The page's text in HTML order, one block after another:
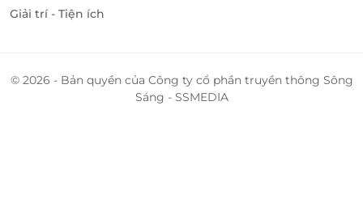
Giải trí - Tiện ích
© 2026 - Bản quyền của Công ty cổ phần truyền thông Sông
Sáng - SSMEDIA